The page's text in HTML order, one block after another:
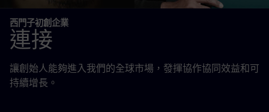
西門子初創企業
連接
讓創始人能夠進入我們的全球市場，發揮協作協同效益和可
持續增長。